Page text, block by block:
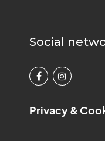
Social
Privacy &